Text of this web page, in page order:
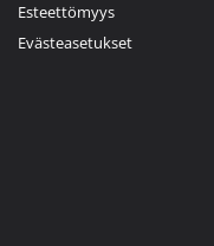
Esteettömyys
Evästeasetukset